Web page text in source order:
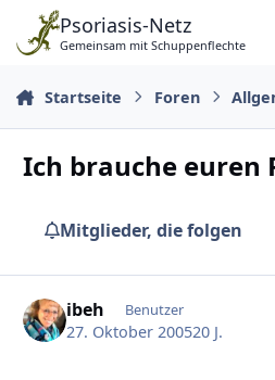
Zu Inhalt springen
Psoriasis-Netz
Gemeinsam mit Schuppenflechte
Startseite Foren
Ich brauche euren
Mitglieder, die folgen
ibeh Benutzer
27. Oktober 200520 J.